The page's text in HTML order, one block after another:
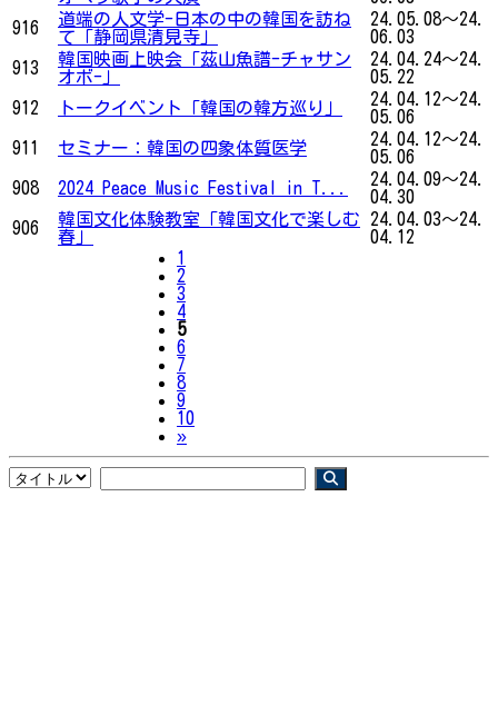
916
道端の人文学-日本の中の韓国を訪ね
て「静岡県清見寺」
24.05.08～24.
06.03
913
韓国映画上映会「茲山魚譜-チャサン
オボ-」
24.04.24～24.
05.22
912
トークイベント「韓国の韓方巡り」
24.04.12～24.
05.06
911
セミナー：韓国の四象体質医学
24.04.12～24.
05.06
908
2024 Peace Music Festival in T...
24.04.09～24.
04.30
906
韓国文化体験教室「韓国文化で楽しむ
春」
24.04.03～24.
04.12
1
2
3
4
5
6
7
8
9
10
»Next